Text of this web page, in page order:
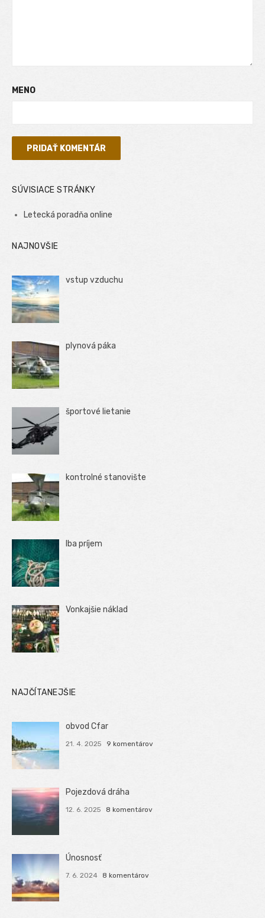
MENO
SÚVISIACE STRÁNKY
Letecká poradňa online
NAJNOVŠIE
vstup vzduchu
plynová páka
športové lietanie
kontrolné stanovište
Iba príjem
Vonkajšie náklad
NAJČÍTANEJŠIE
obvod Cfar
21. 4. 2025 9 komentárov
Pojezdová dráha
12. 6. 2025 8 komentárov
Únosnosť
7. 6. 2024 8 komentárov